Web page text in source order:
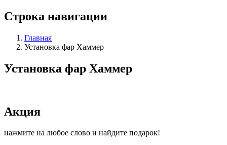
Строка навигации
Главная
Установка фар Хаммер
Установка фар Хаммер
Акция
нажмите на любое слово и найдите подарок!